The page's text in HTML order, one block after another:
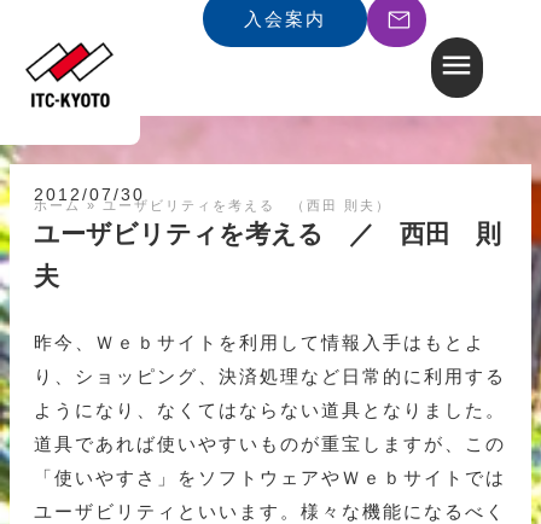
入会案内
ホーム » ユーザビリティを考える （西田 則夫）
2012/07/30
ユーザビリティを考える ／ 西田 則
夫
昨今、Ｗｅｂサイトを利用して情報入手はもとよ
り、ショッピング、決済処理など日常的に利用する
ようになり、なくてはならない道具となりました。
道具であれば使いやすいものが重宝しますが、この
「使いやすさ」をソフトウェアやＷｅｂサイトでは
ユーザビリティといいます。様々な機能になるべく